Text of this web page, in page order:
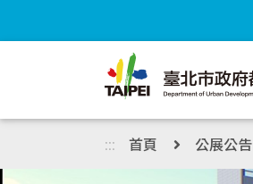
::: 首頁 公展公告